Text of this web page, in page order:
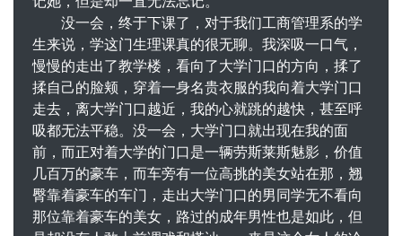
没一会，终于下课了，对于我们工商管理系的学
生来说，学这门生理课真的很无聊。我深吸一口气，
慢慢的走出了教学楼，看向了大学门口的方向，揉了
揉自己的脸颊，穿着一身名贵衣服的我向着大学门口
走去，离大学门口越近，我的心就跳的越快，甚至呼
吸都无法平稳。没一会，大学门口就出现在我的面
前，而正对着大学的门口是一辆劳斯莱斯魅影，价值
几百万的豪车，而车旁有一位高挑的美女站在那，翘
臀靠着豪车的车门，走出大学门口的男同学无不看向
那位靠着豪车的美女，路过的成年男性也是如此，但